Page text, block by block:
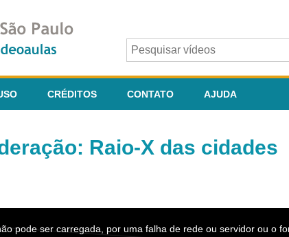
CRÉDITOS CONTATO AJUDA
Raio-X das cidades
pode ser carregada, por uma falha de rede ou servidor ou o